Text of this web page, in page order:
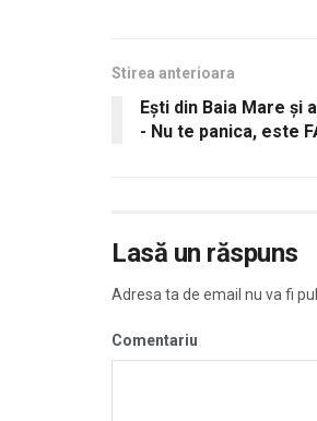
Stirea anterioara
Ești din Baia Mare și
- Nu te panica, este
Lasă un răspuns
Adresa ta de email nu va fi
Comentariu